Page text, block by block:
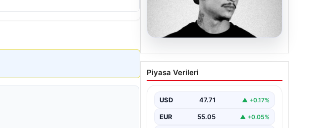
06.08.2026
Klibinde silah kullanan
rapçi Yuşa Keskin ile 3
serbest bırakıldı
Piyasa Verileri
USD 47.71 ▲ +0.17%
EUR 55.05 ▲ +0.05%